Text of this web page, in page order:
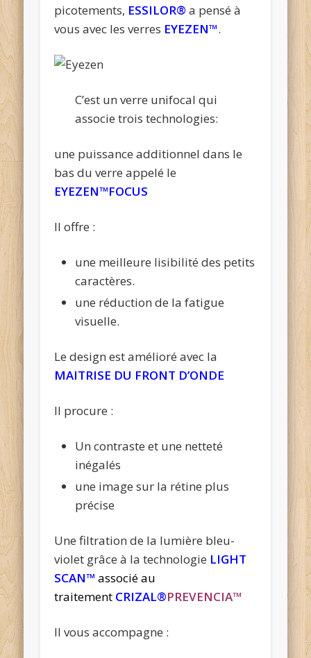
picotements, ESSILOR® a pensé à
vous avec les verres EYEZEN™.
C’est un verre unifocal qui
associe trois technologies:
une puissance additionnel dans le
bas du verre appelé le
EYEZEN™FOCUS
Il offre :
une meilleure lisibilité des petits
caractères.
une réduction de la fatigue
visuelle.
Le design est amélioré avec la
MAITRISE DU FRONT D’ONDE
Il procure :
Un contraste et une netteté
inégalés
une image sur la rétine plus
précise
Une filtration de la lumière bleu-
violet grâce à la technologie LIGHT
SCAN™ associé au
traitement CRIZAL®PREVENCIA™
Il vous accompagne :